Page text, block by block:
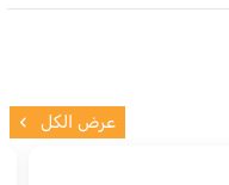
عرض الكل